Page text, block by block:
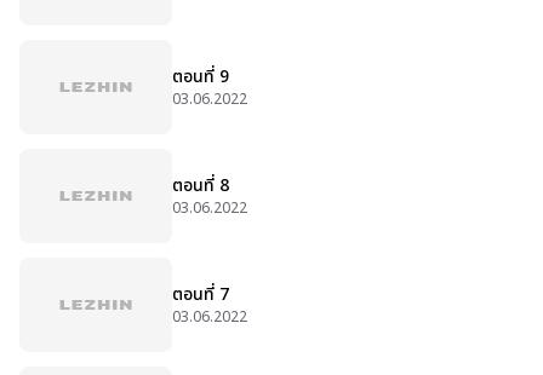
ตอนที่ 9
03.06.2022
ตอนที่ 8
03.06.2022
ตอนที่ 7
03.06.2022